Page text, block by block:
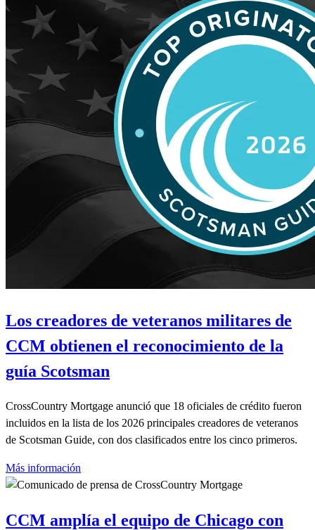
Los creadores de veteranos militares de
CCM obtienen el reconocimiento de la
guía Scotsman
CrossCountry Mortgage anunció que 18 oficiales de crédito fueron
incluidos en la lista de los 2026 principales creadores de veteranos
de Scotsman Guide, con dos clasificados entre los cinco primeros.
Más información
CCM amplía el equipo de Chicago con